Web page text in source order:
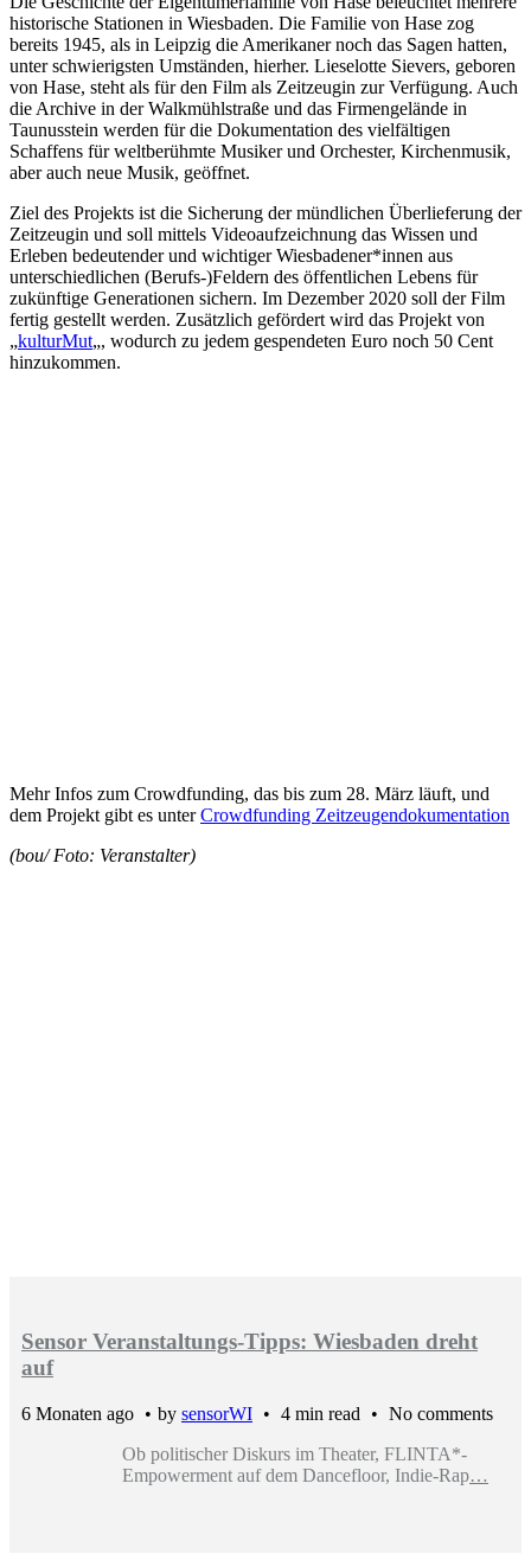
historische Stationen in Wiesbaden. Die Familie von Hase zog
bereits 1945, als in Leipzig die Amerikaner noch das Sagen hatten,
unter schwierigsten Umständen, hierher. Lieselotte Sievers, geboren
von Hase, steht als für den Film als Zeitzeugin zur Verfügung. Auch
die Archive in der Walkmühlstraße und das Firmengelände in
Taunusstein werden für die Dokumentation des vielfältigen
Schaffens für weltberühmte Musiker und Orchester, Kirchenmusik,
aber auch neue Musik, geöffnet.
Ziel des Projekts ist die Sicherung der mündlichen Überlieferung der
Zeitzeugin und soll mittels Videoaufzeichnung das Wissen und
Erleben bedeutender und wichtiger Wiesbadener*innen aus
unterschiedlichen (Berufs-)Feldern des öffentlichen Lebens für
zukünftige Generationen sichern. Im Dezember 2020 soll der Film
fertig gestellt werden. Zusätzlich gefördert wird das Projekt von
„kulturMut„, wodurch zu jedem gespendeten Euro noch 50 Cent
hinzukommen.
Mehr Infos zum Crowdfunding, das bis zum 28. März läuft, und
dem Projekt gibt es unterCrowdfunding Zeitzeugendokumentation
(bou/ Foto: Veranstalter)
Sensor Veranstaltungs-Tipps: Wiesbaden dreht
auf
6 Monaten ago by sensorWI 4 min read
No comments
Ob politischer Diskurs im Theater, FLINTA*-
Empowerment auf dem Dancefloor, Indie-Rap…